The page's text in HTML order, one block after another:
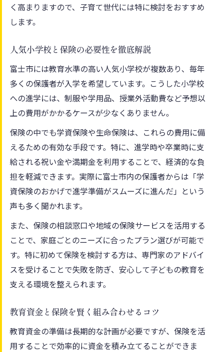
く高まりますので、子育て世代には特に検討をおすすめ
します。
人気小学校と保険の必要性を徹底解説
富士市には教育水準の高い人気小学校が複数あり、毎年
多くの保護者が入学を希望しています。こうした小学校
への進学には、制服や学用品、授業外活動費など予想以
上の費用がかかるケースが少なくありません。
保険の中でも学資保険や生命保険は、これらの費用に備
えるための有効な手段です。特に、進学時や卒業時に支
給される祝い金や満期金を利用することで、経済的な負
担を軽減できます。実際に富士市内の保護者からは「学
資保険のおかげで進学準備がスムーズに進んだ」という
声も多く聞かれます。
また、保険の相談窓口や地域の保険サービスを活用する
ことで、家庭ごとのニーズに合ったプラン選びが可能で
す。特に初めて保険を検討する方は、専門家のアドバイ
スを受けることで失敗を防ぎ、安心して子どもの教育を
支える環境を整えられます。
教育資金と保険を賢く組み合わせるコツ
教育資金の準備は長期的な計画が必要ですが、保険を活
用することで効率的に資金を積み立てることができま